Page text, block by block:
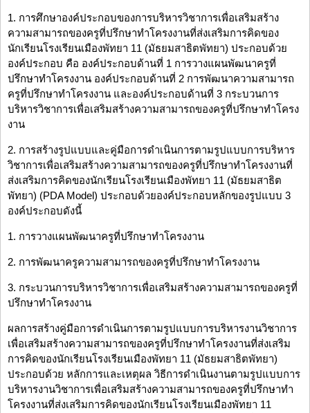
1. การศึกษาองค์ประกอบของการบริหารวิชาการเพื่อเสริมสร้าง
ความสามารถของครูที่ปรึกษาทำโครงงานที่ส่งเสริมการคิดของ
นักเรียนโรงเรียนเมืองพัทยา 11 (มัธยมสาธิตพัทยา) ประกอบด้วย
องค์ประกอบ คือ องค์ประกอบด้านที่ 1 การวางแผนพัฒนาครูที่
ปรึกษาทำโครงงาน องค์ประกอบด้านที่ 2 การพัฒนาความสามารถ
ครูที่ปรึกษาทำโครงงาน และองค์ประกอบด้านที่ 3 กระบวนการ
บริหารวิชาการเพื่อเสริมสร้างความสามารถของครูที่ปรึกษาทำโครง
งาน
2. การสร้างรูปแบบและคู่มือการดำเนินการตามรูปแบบการบริหาร
วิชาการเพื่อเสริมสร้างความสามารถของครูที่ปรึกษาทำโครงงานที่
ส่งเสริมการคิดของนักเรียนโรงเรียนเมืองพัทยา 11 (มัธยมสาธิต
พัทยา) (PDA Model) ประกอบด้วยองค์ประกอบหลักของรูปแบบ 3
องค์ประกอบดังนี้
1. การวางแผนพัฒนาครูที่ปรึกษาทำโครงงาน
2. การพัฒนาครูความสามารถของครูที่ปรึกษาทำโครงงาน
3. กระบวนการบริหารวิชาการเพื่อเสริมสร้างความสามารถของครูที่
ปรึกษาทำโครงงาน
ผลการสร้างคู่มือการดำเนินการตามรูปแบบการบริหารงานวิชาการ
เพื่อเสริมสร้างความสามารถของครูที่ปรึกษาทำโครงงานที่ส่งเสริม
การคิดของนักเรียนโรงเรียนเมืองพัทยา 11 (มัธยมสาธิตพัทยา)
ประกอบด้วย หลักการและเหตุผล วิธีการดำเนินงานตามรูปแบบการ
บริหารงานวิชาการเพื่อเสริมสร้างความสามารถของครูที่ปรึกษาทำ
โครงงานที่ส่งเสริมการคิดของนักเรียนโรงเรียนเมืองพัทยา 11